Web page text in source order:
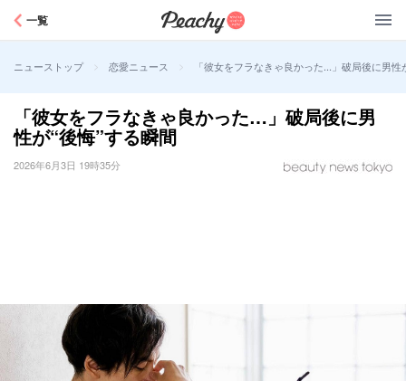
一覧
ニューストップ > 恋愛ニュース > 「彼女をフラなきゃ良かった…」破局後に男性
「彼女をフラなきゃ良かった…」破局後に男
性が“後悔”する瞬間
2026年6月3日 19時35分